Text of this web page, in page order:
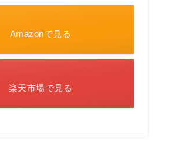
Amazonで見る
楽天市場で見る